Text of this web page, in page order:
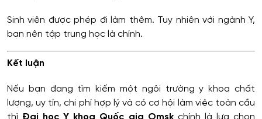
Sinh viên được phép đi làm thêm. Tuy nhiên với ngành Y,
bạn nên tập trung học là chính.
Kết luận
Nếu bạn đang tìm kiếm một ngôi trường y khoa chất
lượng, uy tín, chi phí hợp lý và có cơ hội làm việc toàn cầu
thì Đại học Y khoa Quốc gia Omskchính là lựa chọn